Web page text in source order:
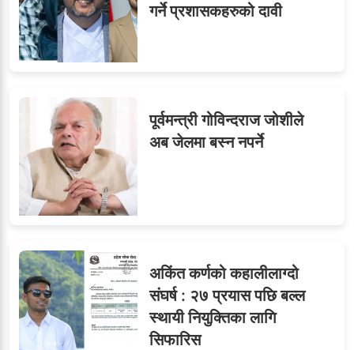
८जुनियरलाई दोहोरो जिम्मेवारी,
मन्त्रालयभित्र असन्तुष्टि
९ओएनएमका नाममा अत्याचार :
सब–इन्जिनियरहरुको गम्भीर
ध्यानाकर्षण
गर्ने प्रशासकहरुको दावी
पूर्वमन्त्री गोविन्दराज जोशीले
अब जेलमा बस्न नपर्ने
अकिंत कर्णको कहालीलाग्दो
संघर्ष : २७ प्रयास पछि बल्ल
स्थायी नियुक्तिका लागि
सिफारिस